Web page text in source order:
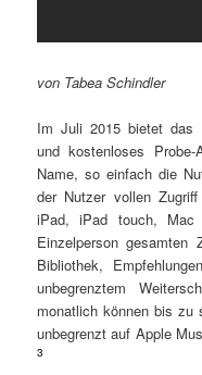
von Tabea Schindler
Im Juli 2015 bietet das
und kostenloses Probe-
Name, so einfach die
der Nutzer vollen
iPad, iPad touch,
Einzelperson
Bibliothek,
unbegrenztem
monatlich können bis zu
unbegrenzt auf Apple
3